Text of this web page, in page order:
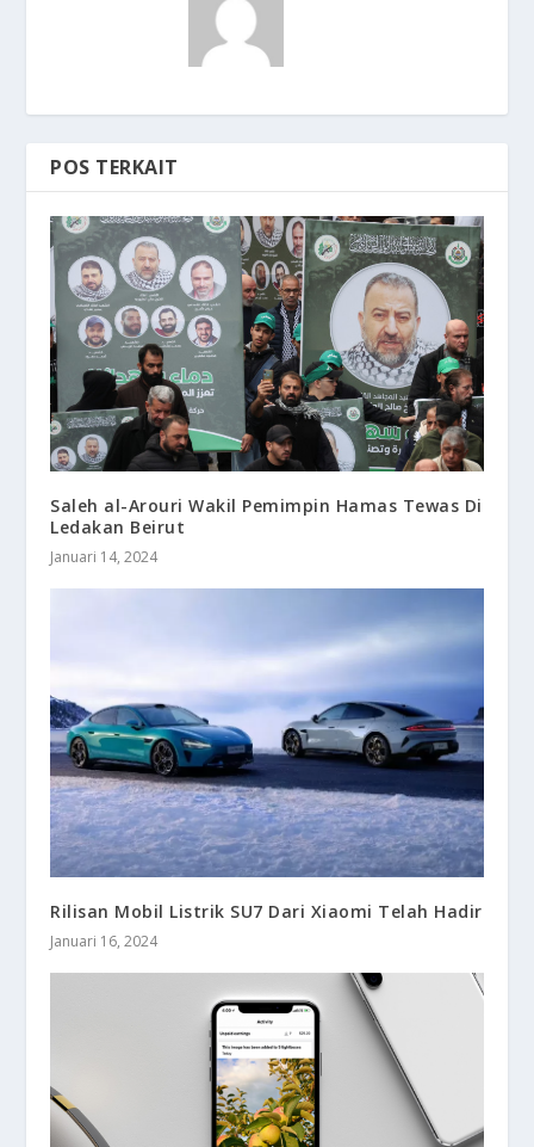
POS TERKAIT
Saleh al-Arouri Wakil Pemimpin Hamas Tewas Di
Ledakan Beirut
Januari 14, 2024
Rilisan Mobil Listrik SU7 Dari Xiaomi Telah Hadir
Januari 16, 2024